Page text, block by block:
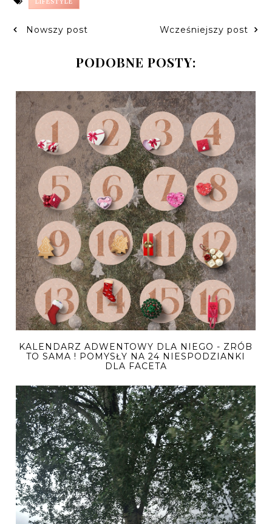
Nowszy post Wcześniejszy post
PODOBNE POSTY:
KALENDARZ ADWENTOWY DLA NIEGO - ZRÓB
TO SAMA ! POMYSŁY NA 24 NIESPODZIANKI
DLA FACETA